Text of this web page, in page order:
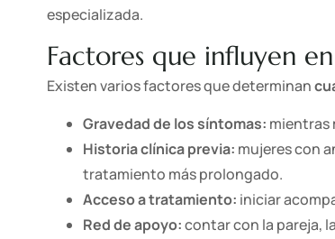
especializada.
Factores que influyen
Existen varios factores que determinan
Gravedad de los síntomas: mientras
Historia clínica previa: mujeres con
tratamiento más prolongado.
Acceso a tratamiento: iniciar
Red de apoyo:contar con la pareja,